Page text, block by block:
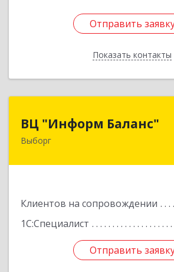
Отправить
Показать контакты
Отправить
Назад
ВЦ "Информ Баланс"
Выборг
Клиентов на сопровождении
1С:Специалист
Отправить
188800, Ленинградская обл,
Отправить